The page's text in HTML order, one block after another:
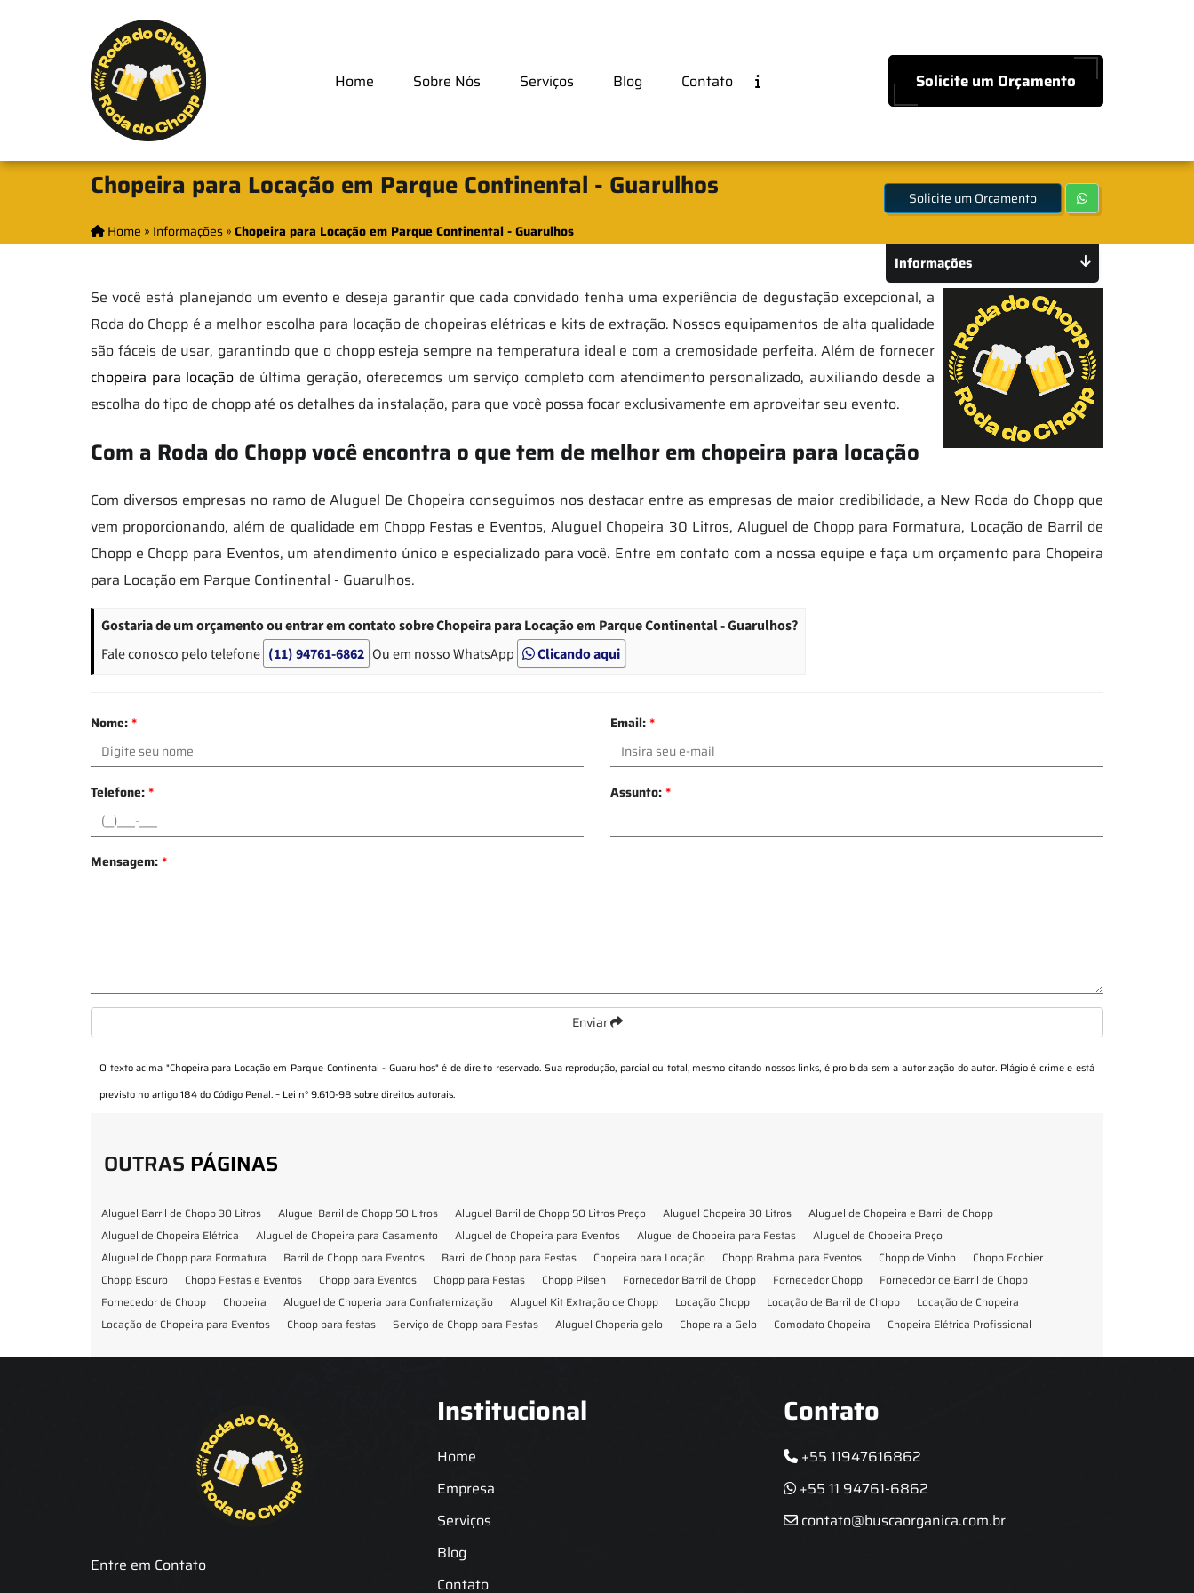
Home Sobre Nós Serviços Blog Contato Solicite um Orçamento
Chopeira para Locação em Parque Continental - Guarulhos
Home » Informações»Chopeira para Locação em Parque Continental - Guarulhos
Solicite um Orçamento
Se você está planejando um evento e deseja garantir que cada convidado tenha uma experiência de degustação excepcional, a
Roda do Chopp é a melhor escolha para locação de chopeiras elétricas e kits de extração. Nossos equipamentos de alta qualidade
são fáceis de usar, garantindo que o chopp esteja sempre na temperatura ideal e com a cremosidade perfeita. Além de fornecer
chopeira para locação de última geração, oferecemos um serviço completo com atendimento personalizado, auxiliando desde a
escolha do tipo de chopp até os detalhes da instalação, para que você possa focar exclusivamente em aproveitar seu evento.
Com a Roda do Chopp você encontra o que tem de melhor em chopeira para locação
Com diversos empresas no ramo de Aluguel De Chopeira conseguimos nos destacar entre as empresas de maior credibilidade, a New Roda do Chopp que
vem proporcionando, além de qualidade em Chopp Festas e Eventos, Aluguel Chopeira 30 Litros, Aluguel de Chopp para Formatura, Locação de Barril de
Chopp e Chopp para Eventos, um atendimento único e especializado para você. Entre em contato com a nossa equipe e faça um orçamento para Chopeira
para Locação em Parque Continental - Guarulhos.
Gostaria de um orçamento ou entrar em contato sobre Chopeira para Locação em Parque Continental - Guarulhos?
Fale conosco pelo telefone (11) 94761-6862 Ou em nosso WhatsApp Clicando aqui
Nome:* Email:*
Telefone:* Assunto:*
Mensagem:*
Enviar
O texto acima "Chopeira para Locação em Parque Continental - Guarulhos" é de direito reservado. Sua reprodução, parcial ou total, mesmo citando nossos links, é proibida sem a autorização do autor. Plágio é crime e está
previsto no artigo 184 do Código Penal. – Lei n° 9.610-98 sobre direitos autorais.
Informações
OUTRAS PÁGINAS
Aluguel Barril de Chopp 30 Litros Aluguel Barril de Chopp 50 Litros Aluguel Barril de Chopp 50 Litros Preço Aluguel Chopeira 30 Litros
Aluguel de Chopeira e Barril de Chopp
Aluguel de Chopeira Elétrica
Aluguel de Chopeira para Casamento Aluguel de Chopeira para Eventos Aluguel de Chopeira para Festas
Aluguel de Chopeira Preço
Aluguel de Chopp para Formatura
Barril de Chopp para Eventos Barril de Chopp para Festas Chopeira para Locação Chopp Brahma para Eventos Chopp de Vinho
Chopp Ecobier
Chopp Escuro
Chopp Festas e Eventos Chopp para Eventos Chopp para Festas Chopp Pilsen Fornecedor Barril de Chopp Fornecedor Chopp
Fornecedor de Barril de Chopp
Fornecedor de Chopp
Chopeira Aluguel de Choperia para Confraternização Aluguel Kit Extração de Chopp Locação Chopp Locação de Barril de Chopp
Locação de Chopeira
Locação de Chopeira para Eventos
Choop para festas Serviço de Chopp para Festas Aluguel Choperia gelo Chopeira a Gelo Comodato Chopeira
Chopeira Elétrica Profissional
Entre em Contato
Institucional
Home
Empresa
Serviços
Blog
Contato
Contato
+55 11947616862
+55 11 94761-6862
contato@buscaorganica.com.br